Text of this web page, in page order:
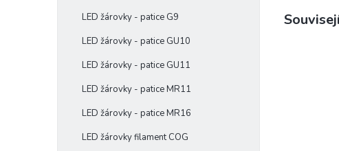
LED žárovky - patice G9
LED žárovky - patice GU10
LED žárovky - patice GU11
LED žárovky - patice MR11
LED žárovky - patice MR16
LED žárovky filament COG